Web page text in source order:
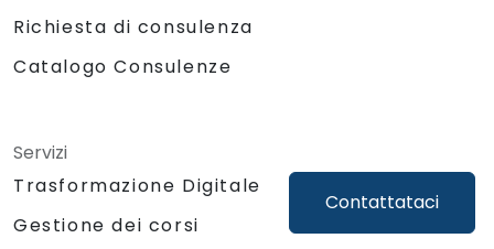
Contattataci
Richiesta di consulenza
Catalogo Consulenze
Servizi
Trasformazione Digitale
Gestione dei corsi